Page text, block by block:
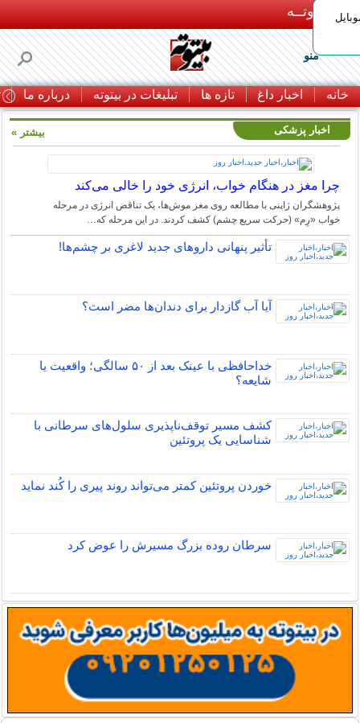
بـیتوتــه
منو
خانه اخبار داغ تازه ها تبلیغات در بیتوته درباره ما
اخبار پزشکی
چرا مغز در هنگام خواب، انرژی خود را خالی می‌کند
پژوهشگران ژاپنی با مطالعه روی مغز موش‌ها، یک تناقض انرژی در مرحله
خواب «رِم» (حرکت سریع چشم) کشف کردند. در این مرحله که…
تأثیر پنهانی داروهای جدید لاغری بر چشم‌ها!
آیا آب گازدار برای دندان‌ها مضر است؟
خداحافظی با عینک بعد از ۵۰ سالگی؛ واقعیت یا
شایعه؟
کشف مسیر توقف‌ناپذیری سلول‌های سرطانی با
شناسایی یک پروتئین
خوردن پروتئین کمتر می‌تواند روند پیری را کُند نماید
سرطان روده بزرگ مسیرش را عوض کرد
بیشتر »